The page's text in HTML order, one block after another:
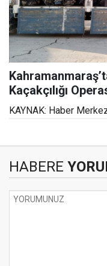
Kaçakçılığı
KAYNAK: Haber
HABERE